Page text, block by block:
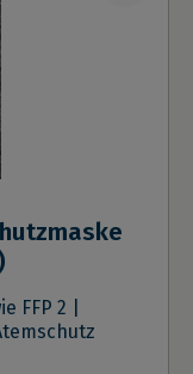
FFP 2 |